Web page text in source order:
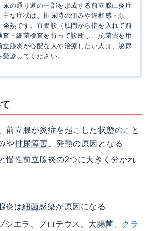
尿の通り道の一部を形成する前立腺に炎症
な症状は、排尿時の痛みや違和感・頻
発熱です。直腸診（肛門から指を入れて前
査・細菌検査を行って診断し、抗菌薬を用
立腺炎が心配な人や治療したい人は、泌尿
診してください。
前立腺が炎症を起こした状態のこと
や排尿障害 、発熱の原因となる
慢性前立腺炎の2つに大きく分かれ
炎は細菌感染が原因になる
シエラ、プロテウス、 大腸菌
クラ